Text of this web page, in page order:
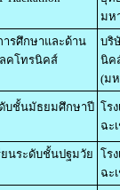
มห
ารศึกษาและด้าน
คโทรนิคส์
บริ
นิค
(ม
ดับชั้นมัธยมศึกษาปี โร
ฉะ
ยนระดับชั้นปฐมวัย โร
ฉะ